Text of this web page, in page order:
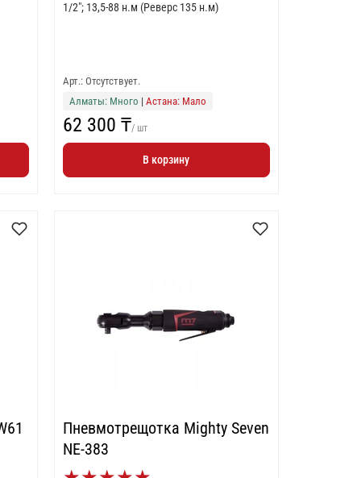
1/2"; 13,5-88 н.м (Реверс 135 н.м)
Арт.: Отсутствует.
Алматы: Много | Астана: Мало
62 300 ₸/ шт
В корзину
Пневмотрещотка Mighty Seven
NE-383